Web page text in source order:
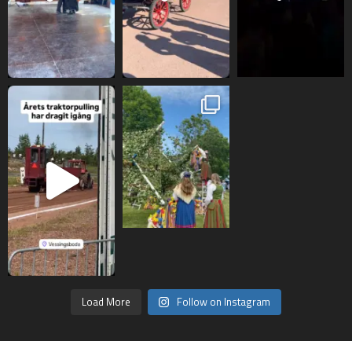
Load More Follow on Instagram